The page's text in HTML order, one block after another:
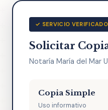
✓ SERVICIO VERIFICADO
Solicitar
Notaría María del Mar
Copia Simple
Uso informativo